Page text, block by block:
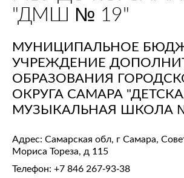
"ДМШ № 19"
МУНИЦИПАЛЬНОЕ
УЧРЕЖДЕНИЕ
ОБРАЗОВАНИЯ
ОКРУГА САМАРА
МУЗЫКАЛЬНАЯ ШКОЛА
Адрес: Самарская обл, г Самара,
Мориса Тореза, д 115
Телефон: +7 846 267-93-38